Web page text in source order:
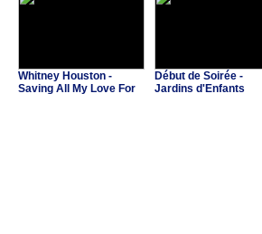
Whitney Houston -
Saving All My Love For
Début de Soirée -
Jardins d'Enfants